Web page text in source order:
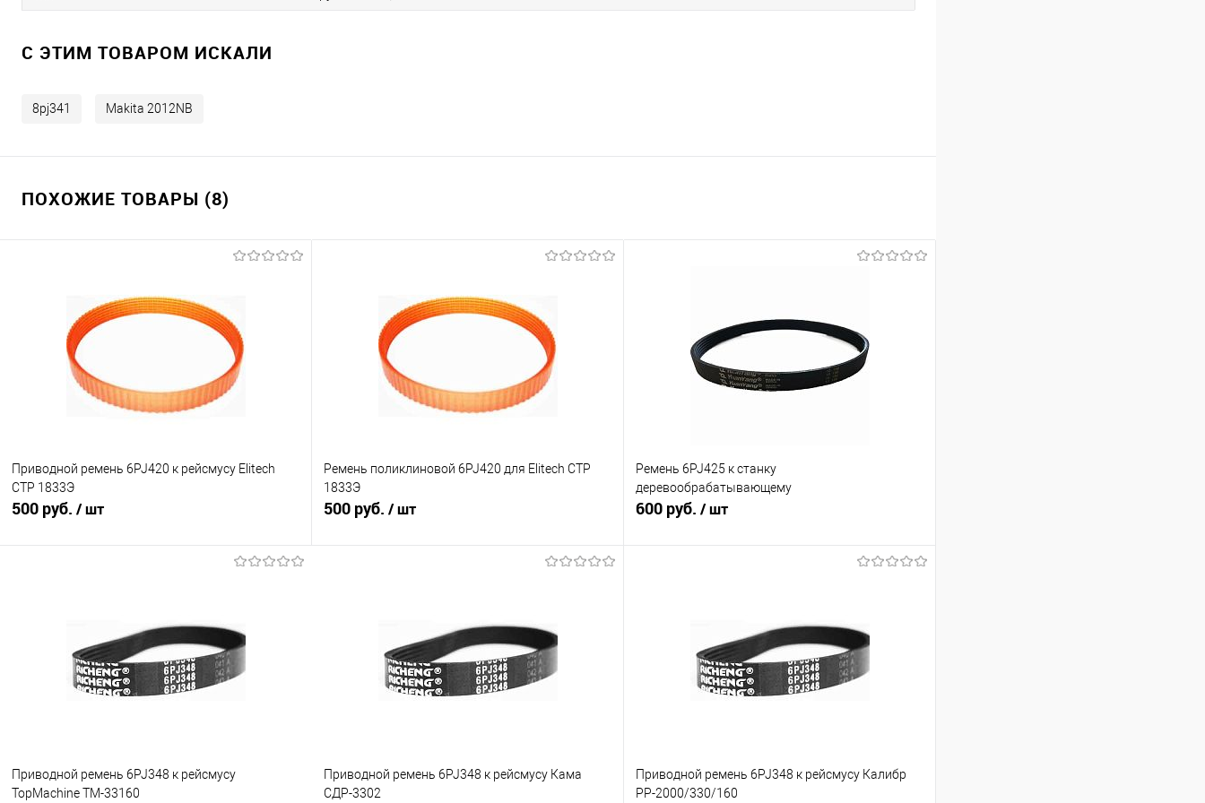
C ЭТИМ ТОВАРОМ ИСКАЛИ
8pj341 Makita 2012NB
ПОХОЖИЕ ТОВАРЫ (8)
Приводной ремень 6PJ420 к рейсмусу Elitech
СТР 1833Э
500 руб. / шт
В избранное
В наличии
Ремень поликлиновой 6PJ420 для Elitech СТР
1833Э
500 руб. / шт
В избранное
В наличии
Ремень 6PJ425 к станку
деревообрабатывающему
600 руб. / шт
В избранное
В наличии
Приводной ремень 6PJ348 к рейсмусу
TopMachine TM-33160
Приводной ремень 6PJ348 к рейсмусу Кама
СДР-3302
Приводной ремень 6PJ348 к рейсмусу Калибр
РР-2000/330/160